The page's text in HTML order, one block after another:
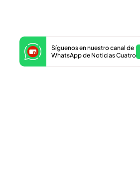
Síguenos en nuestro canal de
WhatsApp de Noticias Cuatro